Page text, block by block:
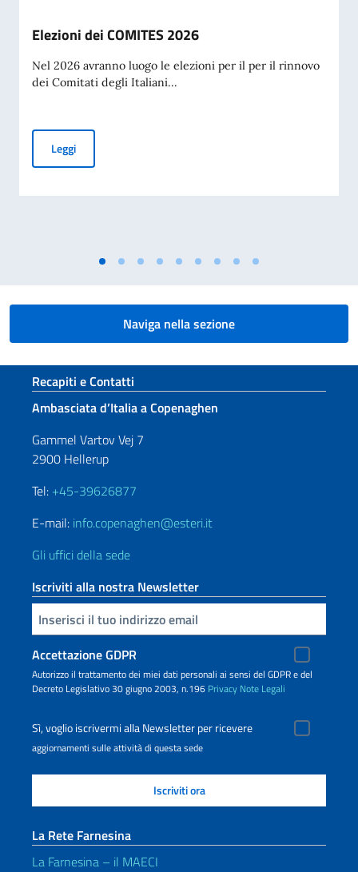
Elezioni dei COMITES 2026
Nel 2026 avranno luogo le elezioni per il per il rinnovo
dei Comitati degli Italiani...
LeggiElezioni dei COMITES 2026
Naviga nella sezione
Sezione footer
Recapiti e Contatti
Ambasciata d’Italia a Copenaghen
Gammel Vartov Vej 7
2900 Hellerup
Tel: +45-39626877
E-mail: info.copenaghen@esteri.it
Gli uffici della sede
Iscriviti alla nostra Newsletter
Inserisci la tua email
Accettazione GDPR
Autorizzo il trattamento dei miei dati personali ai sensi del GDPR e del
Decreto Legislativo 30 giugno 2003, n.196 Privacy Note Legali
Sì, voglio iscrivermi alla Newsletter per ricevere
aggiornamenti sulle attività di questa sede
La Rete Farnesina
La Farnesina – il MAECI